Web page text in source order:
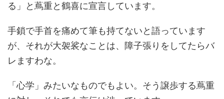
る」と蔦重と鶴喜に宣言しています。
手鎖で手首を痛めて筆も持てないと語っています
が、それが大袈裟なことは、障子張りをしてたらバ
レますわな。
「心学」みたいなものでもよい。そう譲歩する蔦重